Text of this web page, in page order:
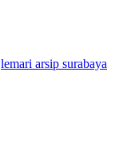
lemari arsip surabaya